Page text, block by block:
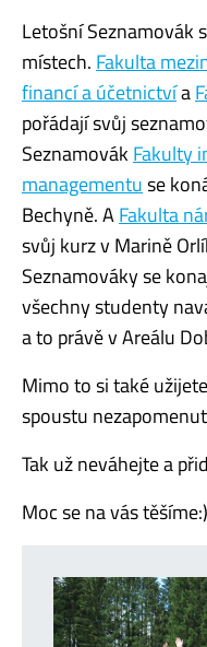
Letošní Seznamovák
místech. Fakulta
financí a účetnictvía
pořádají svůj
Seznamovák Fakulty
managementuse
Bechyně. AFakulta
svůj kurz v Marině
Seznamováky se
všechny studenty
a to právě v Areálu
Mimo to si také
spoustu
Tak už neváhejte a
Moc se na vás těšíme:)